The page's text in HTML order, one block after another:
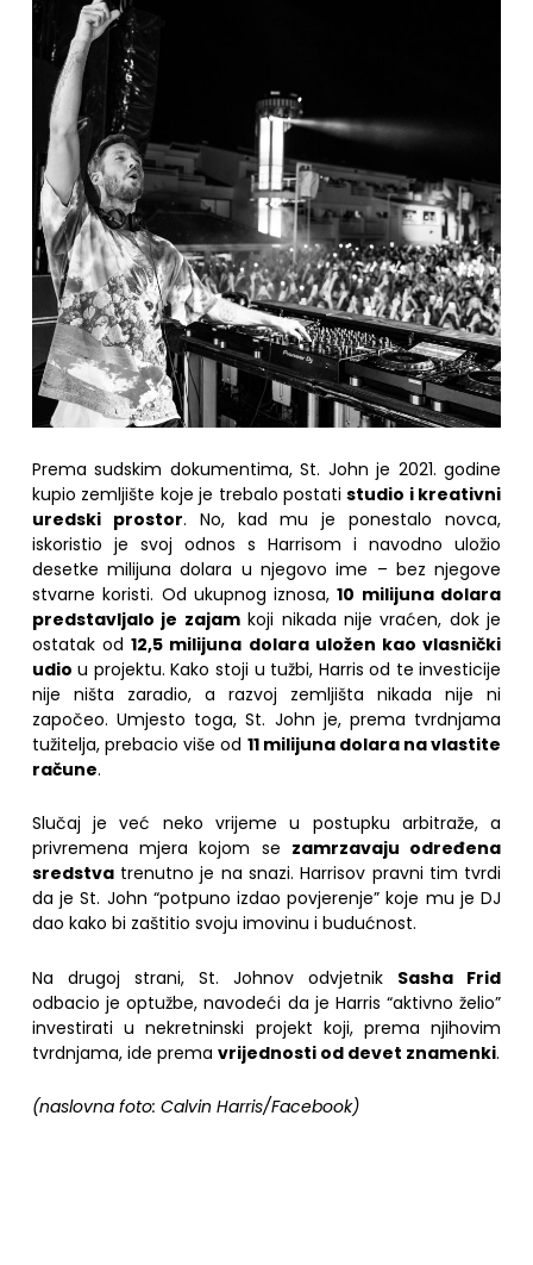
Prema sudskim dokumentima, St. John je 2021. godine
kupio zemljište koje je trebalo postatistudio i kreativni
uredski prostor. No, kad mu je ponestalo novca,
iskoristio je svoj odnos s Harrisom i navodno uložio
desetke milijuna dolara u njegovo ime – bez njegove
stvarne koristi. Od ukupnog iznosa,10 milijuna dolara
predstavljalo je zajamkoji nikada nije vraćen, dok je
ostatak od12,5 milijuna dolara uložen kao vlasnički
udio u projektu. Kako stoji u tužbi, Harris od te investicije
nije ništa zaradio, a razvoj zemljišta nikada nije ni
započeo. Umjesto toga, St. John je, prema tvrdnjama
tužitelja, prebacio više od 11 milijuna dolara na vlastite
račune.
Slučaj je već neko vrijeme u postupku arbitraže, a
privremena mjera kojom se zamrzavaju određena
sredstvatrenutno je na snazi. Harrisov pravni tim tvrdi
da je St. John “potpuno izdao povjerenje” koje mu je DJ
dao kako bi zaštitio svoju imovinu i budućnost.
Na drugoj strani, St. Johnov odvjetnik Sasha Frid
odbacio je optužbe, navodeći da je Harris “aktivno želio”
investirati u nekretninski projekt koji, prema njihovim
tvrdnjama, ide prema vrijednosti od devet znamenki.
(naslovna foto: Calvin Harris/Facebook)